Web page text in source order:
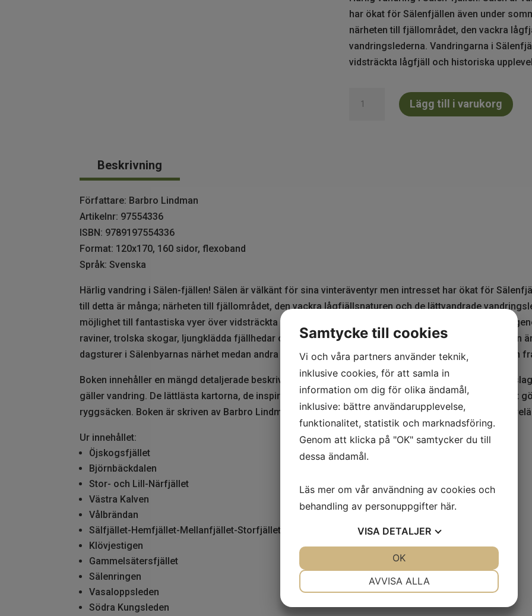
har ökat för Sälenfjällen även under
närheten till fjällområdet, den vackra
vandringslederna. Vandringarna i
vidsträckta lågfjäll och historiska
Vandringsturer
Lägg till i varukorg
Beskrivning
Författare: Barbro Lindman
Artikelnr: 97554336
ISBN: 9789197554336
Format: 120x170, 160 sidor, flexoband
Språk: Svenska
Härlig vandring i Sälen-fjällen! Sälen är välkänt för sina vinteräventyr men intresset har ökat för
till detta är många; närheten till fjällområdet, den vackra lågfjällsnaturen och de lättvandrade
möjlighet till fantastiska vyer över vidsträckta lågfjäll och historiska upplevelser på fäbodar. Du går
raviner, trolska skogar, ljungklädda fjällhedar och porlande vattendrag. Även vandringsturerna i boken
dagsturer i Sälenbyarnas närhet medan andra har längre sträckning som till exempel Vasaloppsleden
Boken innehåller en mängd detaljerade beskrivningar av olika vandringsturer. Förutom
gäller vandring. De lättlästa kartorna, de inspirerande färgbilderna och det lätthanterliga bokformatet
ryggsäcken. Boken är skriven av Barbro Lindman som är en välkänd fotograf, frilansskribent och
Ur innehållet:
Öjskogsfjället
Björnbäckdalen
Stor- och Lill-Närfjället
Västra Kalven
Vålbrändan
Sälfjället-Hemfjället-Mellanfjället-Storfjället
Klövjestigen
Gammelsätersfjället
Sälenringen
Vasaloppsleden
Södra Kungsleden
Samtycke till cookies
Vi och våra partners använder teknik,
inklusive cookies, för att samla in
information om dig för olika ändamål,
inklusive: bättre användarupplevelse,
funktionalitet, statistik och marknadsföring.
Genom att klicka på "OK" samtycker du till
dessa ändamål.
Läs mer om vår användning av cookies och
behandling av personuppgifter här.
VISA DETALJER
AVVISA ALLA
OK